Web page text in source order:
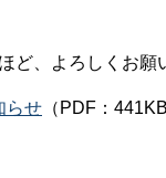
ど、よろしくお願
らせ （PDF：